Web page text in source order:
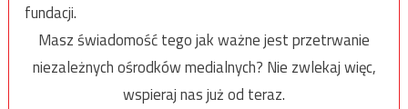
fundacji.
Masz świadomość tego jak ważne jest przetrwanie
niezależnych ośrodków medialnych? Nie zwlekaj więc,
wspieraj nas już od teraz.